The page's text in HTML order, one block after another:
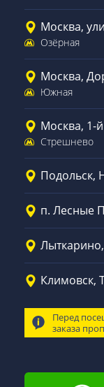
Москва,
Озёрная
Москва,
Южная
Москва, 1-
Стрешнево
Подольск,
п. Лесные
Климовск,
Перед
заказа